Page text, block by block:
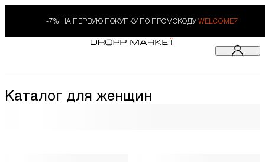
-7% НА ПЕРВУЮ ПОКУПКУ ПО ПРОМОКОДУ WELCOME7
Каталог для женщин